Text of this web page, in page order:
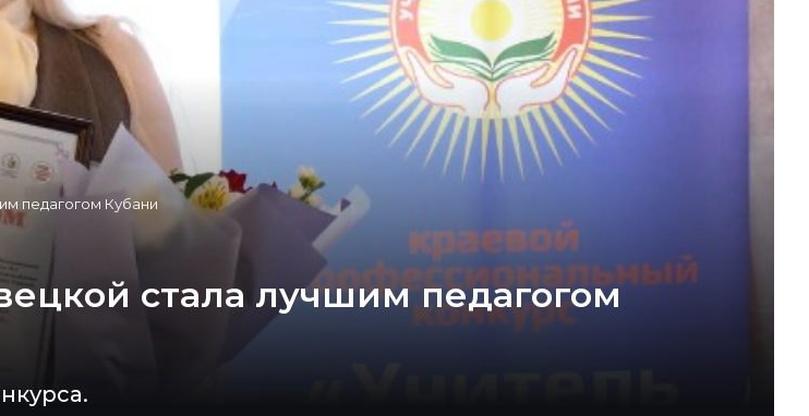
педагогом Кубани
стала лучшим педагогом